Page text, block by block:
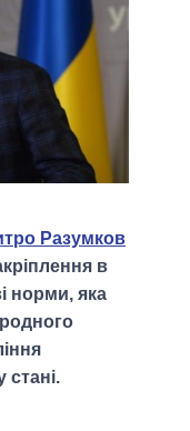
Разумков
в
норми, яка